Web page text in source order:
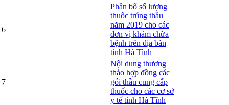
6
Phân bổ số lượng
thuốc trúng thầu
năm 2019 cho các
đơn vị khám chữa
bệnh trên địa bàn
tỉnh Hà Tĩnh
7
Nội dung thương
thảo hợp đồng các
gói thầu cung cấp
thuốc cho các cơ sở
y tế tỉnh Hà Tĩnh